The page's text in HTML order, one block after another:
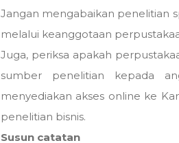
Jangan mengabaikan penelitian
melalui keanggotaan
Juga, periksa apakah
sumber penelitian kepada
menyediakan akses online ke
penelitian bisnis.
Susun catatan